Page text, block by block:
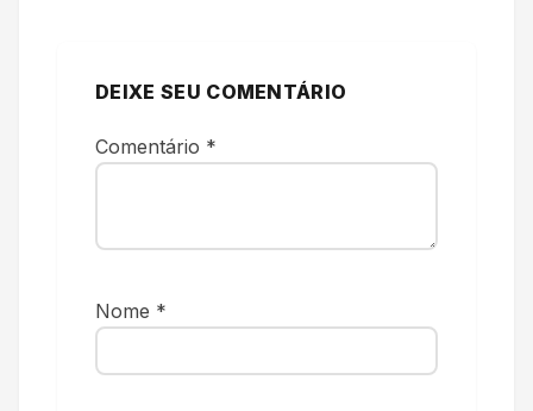
DEIXE SEU COMENTÁRIO
Comentário *
Nome *